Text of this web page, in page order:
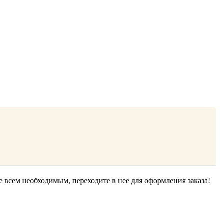
необходимым, переходите в нее для оформления заказа!